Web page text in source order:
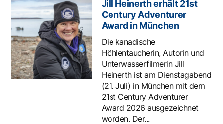
Jill Heinerth erhält 21st
Century Adventurer
Award in München
Die kanadische
Höhlentaucherin, Autorin und
Unterwasserfilmerin Jill
Heinerth ist am Dienstagabend
(21. Juli) in München mit dem
21st Century Adventurer
Award 2026 ausgezeichnet
worden. Der...